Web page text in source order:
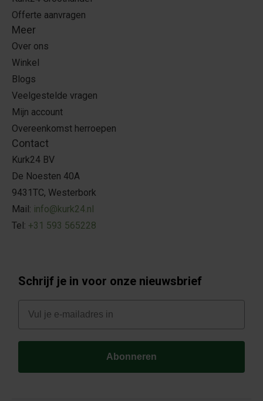
Offerte aanvragen
Meer
Over ons
Winkel
Blogs
Veelgestelde vragen
Mijn account
Overeenkomst herroepen
Contact
Kurk24 BV
De Noesten 40A
9431TC, Westerbork
Mail: info@kurk24.nl
Tel: +31 593 565228
Schrijf je in voor onze nieuwsbrief
E-mail
Abonneren